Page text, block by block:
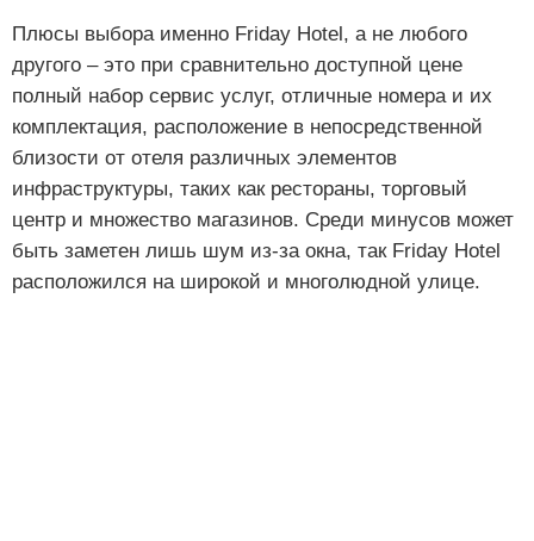
Плюсы выбора именно Friday Hotel, а не любого
другого – это при сравнительно доступной цене
полный набор сервис услуг, отличные номера и их
комплектация, расположение в непосредственной
близости от отеля различных элементов
инфраструктуры, таких как рестораны, торговый
центр и множество магазинов. Среди минусов может
быть заметен лишь шум из-за окна, так Friday Hotel
расположился на широкой и многолюдной улице.